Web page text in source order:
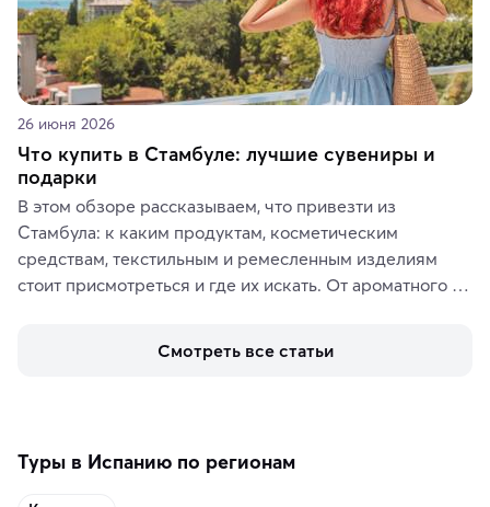
26 июня 2026
Что купить в Стамбуле: лучшие сувениры и
подарки
В этом обзоре рассказываем, что привезти из
Стамбула: к каким продуктам, косметическим
средствам, текстильным и ремесленным изделиям
стоит присмотреться и где их искать. От ароматного
аутентичных лавках — в подарок близким или себе на
Смотреть все статьи
Туры в Испанию по регионам